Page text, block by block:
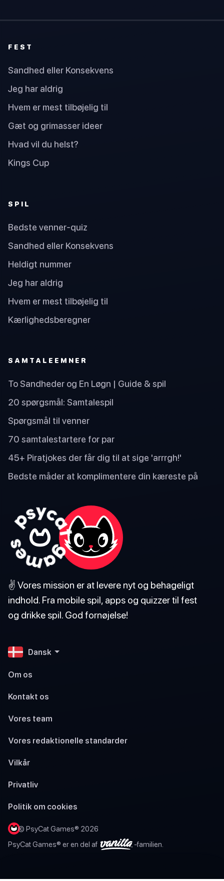
FEST
Sandhed eller Konsekvens
Jeg har aldrig
Hvem er mest tilbøjelig til
Gæt og grimasser ideer
Hvad vil du helst?
Kings Cup
SPIL
Bedste venner-quiz
Sandhed eller Konsekvens
Heldigt nummer
Jeg har aldrig
Hvem er mest tilbøjelig til
Kærlighedsberegner
SAMTALEEMNER
To Sandheder og En Løgn | Guide & spil
20 spørgsmål: Samtalespil
Spørgsmål til venner
70 samtalestartere for par
45+ Piratjokes der får dig til at sige 'arrrgh!'
Bedste måder at komplimentere din kæreste på
✌️ Vores mission er at levere nyt og behageligt
indhold. Fra mobile spil, apps og quizzer til fest
og drikke spil. God fornøjelse!
Dansk
Om os
Kontakt os
Vores team
Vores redaktionelle standarder
Vilkår
Privatliv
Politik om cookies
© PsyCat Games® 2026
PsyCat Games® er en del af
-familien.